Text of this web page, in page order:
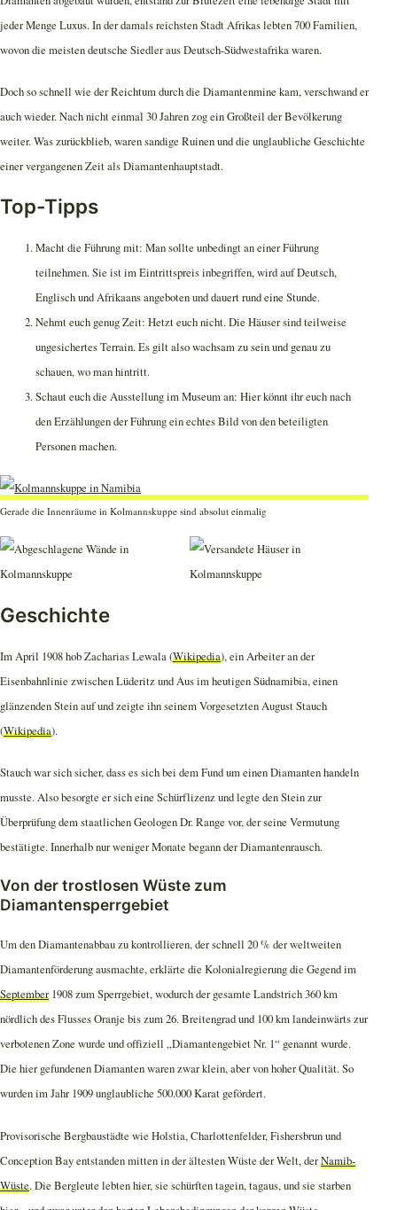
jeder Menge Luxus. In der damals reichsten Stadt Afrikas lebten 700 Familien,
wovon die meisten deutsche Siedler aus Deutsch-Südwestafrika waren.
Doch so schnell wie der Reichtum durch die Diamantenmine kam, verschwand er
auch wieder. Nach nicht einmal 30 Jahren zog ein Großteil der Bevölkerung
weiter. Was zurückblieb, waren sandige Ruinen und die unglaubliche Geschichte
einer vergangenen Zeit als Diamantenhauptstadt.
Top-Tipps
Macht die Führung mit: Man sollte unbedingt an einer Führung
teilnehmen. Sie ist im Eintrittspreis inbegriffen, wird auf Deutsch,
Englisch und Afrikaans angeboten und dauert rund eine Stunde.
Nehmt euch genug Zeit: Hetzt euch nicht. Die Häuser sind teilweise
ungesichertes Terrain. Es gilt also wachsam zu sein und genau zu
schauen, wo man hintritt.
Schaut euch die Ausstellung im Museum an: Hier könnt ihr euch nach
den Erzählungen der Führung ein echtes Bild von den beteiligten
Personen machen.
Gerade die Innenräume in Kolmannskuppe sind absolut einmalig
Geschichte
Im April 1908 hob Zacharias Lewala (Wikipedia), ein Arbeiter an der
Eisenbahnlinie zwischen Lüderitz und Aus im heutigen Südnamibia, einen
glänzenden Stein auf und zeigte ihn seinem Vorgesetzten August Stauch
(Wikipedia).
Stauch war sich sicher, dass es sich bei dem Fund um einen Diamanten handeln
musste. Also besorgte er sich eine Schürflizenz und legte den Stein zur
Überprüfung dem staatlichen Geologen Dr. Range vor, der seine Vermutung
bestätigte. Innerhalb nur weniger Monate begann der Diamantenrausch.
Von der trostlosen Wüste zum
Diamantensperrgebiet
Um den Diamantenabbau zu kontrollieren, der schnell 20 % der weltweiten
Diamantenförderung ausmachte, erklärte die Kolonialregierung die Gegend im
September1908 zum Sperrgebiet, wodurch der gesamte Landstrich 360 km
nördlich des Flusses Oranje bis zum 26. Breitengrad und 100 km landeinwärts zur
verbotenen Zone wurde und offiziell „Diamantengebiet Nr. 1“ genannt wurde.
Die hier gefundenen Diamanten waren zwar klein, aber von hoher Qualität. So
wurden im Jahr 1909 unglaubliche 500.000 Karat gefördert.
Provisorische Bergbaustädte wie Holstia, Charlottenfelder, Fishersbrun und
Conception Bay entstanden mitten in der ältesten Wüste der Welt, derNamib-
Wüste. Die Bergleute lebten hier, sie schürften tagein, tagaus, und sie starben